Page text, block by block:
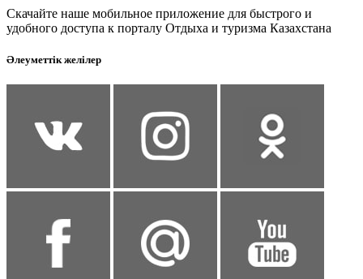
Скачайте наше мобильное приложение для быстрого и
удобного доступа к порталу Отдыха и туризма Казахстана
Әлеуметтік желілер